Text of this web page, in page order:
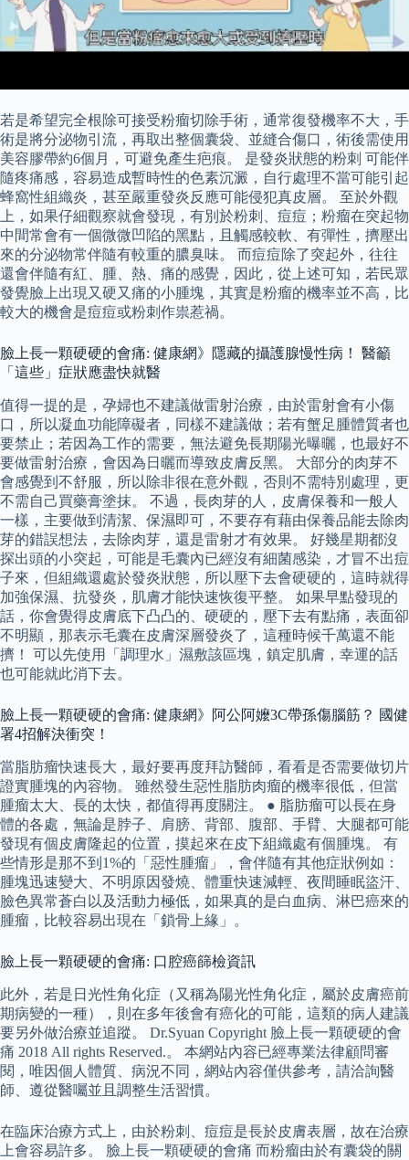
若是希望完全根除可接受粉瘤切除手術，通常復發機率不大，手
術是將分泌物引流，再取出整個囊袋、並縫合傷口，術後需使用
美容膠帶約6個月，可避免產生疤痕。 是發炎狀態的粉刺 可能伴
隨疼痛感，容易造成暫時性的色素沉澱，自行處理不當可能引起
蜂窩性組織炎，甚至嚴重發炎反應可能侵犯真皮層。 至於外觀
上，如果仔細觀察就會發現，有別於粉刺、痘痘；粉瘤在突起物
中間常會有一個微微凹陷的黑點，且觸感較軟、有彈性，擠壓出
來的分泌物常伴隨有較重的膿臭味。 而痘痘除了突起外，往往
還會伴隨有紅、腫、熱、痛的感覺，因此，從上述可知，若民眾
發覺臉上出現又硬又痛的小腫塊，其實是粉瘤的機率並不高，比
較大的機會是痘痘或粉刺作祟惹禍。
臉上長一顆硬硬的會痛: 健康網》隱藏的攝護腺慢性病！ 醫籲
「這些」症狀應盡快就醫
值得一提的是，孕婦也不建議做雷射治療，由於雷射會有小傷
口，所以凝血功能障礙者，同樣不建議做；若有蟹足腫體質者也
要禁止；若因為工作的需要，無法避免長期陽光曝曬，也最好不
要做雷射治療，會因為日曬而導致皮膚反黑。 大部分的肉芽不
會感覺到不舒服，所以除非很在意外觀，否則不需特別處理，更
不需自己買藥膏塗抹。 不過，長肉芽的人，皮膚保養和一般人
一樣，主要做到清潔、保濕即可，不要存有藉由保養品能去除肉
芽的錯誤想法，去除肉芽，還是雷射才有效果。 好幾星期都沒
探出頭的小突起，可能是毛囊內已經沒有細菌感染，才冒不出痘
子來，但組織還處於發炎狀態，所以壓下去會硬硬的，這時就得
加強保濕、抗發炎，肌膚才能快速恢復平整。 如果早點發現的
話，你會覺得皮膚底下凸凸的、硬硬的，壓下去有點痛，表面卻
不明顯，那表示毛囊在皮膚深層發炎了，這種時候千萬還不能
擠！ 可以先使用「調理水」濕敷該區塊，鎮定肌膚，幸運的話
也可能就此消下去。
臉上長一顆硬硬的會痛: 健康網》阿公阿嬤3C帶孫傷腦筋？ 國健
署4招解決衝突！
當脂肪瘤快速長大，最好要再度拜訪醫師，看看是否需要做切片
證實腫塊的內容物。 雖然發生惡性脂肪肉瘤的機率很低，但當
腫瘤太大、長的太快，都值得再度關注。 ● 脂肪瘤可以長在身
體的各處，無論是脖子、肩膀、背部、腹部、手臂、大腿都可能
發現有個皮膚隆起的位置，摸起來在皮下組織處有個腫塊。 有
些情形是那不到1%的「惡性腫瘤」，會伴隨有其他症狀例如：
腫塊迅速變大、不明原因發燒、體重快速減輕、夜間睡眠盜汗、
臉色異常蒼白以及活動力極低，如果真的是白血病、淋巴癌來的
腫瘤，比較容易出現在「鎖骨上緣」。
臉上長一顆硬硬的會痛: 口腔癌篩檢資訊
此外，若是日光性角化症（又稱為陽光性角化症，屬於皮膚癌前
期病變的一種），則在多年後會有癌化的可能，這類的病人建議
要另外做治療並追蹤。 Dr.Syuan Copyright 臉上長一顆硬硬的會
痛 2018 All rights Reserved.。 本網站內容已經專業法律顧問審
閱，唯因個人體質、病況不同，網站內容僅供參考，請洽詢醫
師、遵從醫囑並且調整生活習慣。
在臨床治療方式上，由於粉刺、痘痘是長於皮膚表層，故在治療
上會容易許多。 臉上長一顆硬硬的會痛 而粉瘤由於有囊袋的關